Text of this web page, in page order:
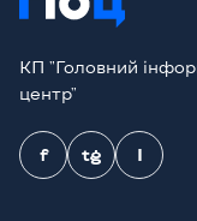
КП "Головний
центр"
f tg I